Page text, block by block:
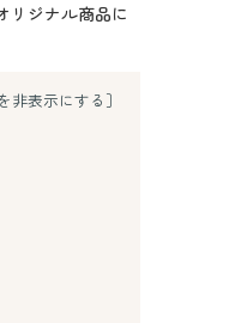
リジナル商品に